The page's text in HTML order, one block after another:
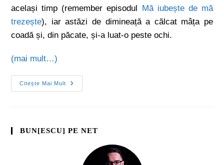
același timp (remember episodul Mă iubește de mă
trezește), iar astăzi de dimineață a călcat mâța pe
coadă și, din păcate, și-a luat-o peste ochi.
(mai mult…)
Citește Mai Mult
BUN[ESCU] PE NET